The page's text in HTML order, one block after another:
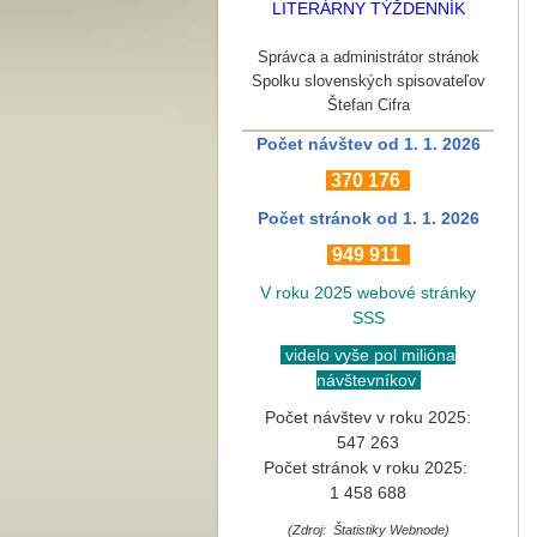
LITERÁRNY TÝŽDENNÍK
Správca a administrátor stránok
Spolku slovenských spisovateľov
Štefan Cifra
Počet návštev od 1. 1. 2026
370 176
Počet stránok od 1. 1. 2026
949 911
V roku 2025 webové stránky
SSS
videlo vyše pol milióna
návštevníkov
Počet návštev v roku 2025:
547 263
Počet stránok v roku 2025:
1 458 688
(Zdroj: Štatistiky Webnode)